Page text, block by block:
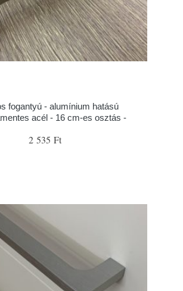
fogantyú - alumínium hatású
acél - 16 cm-es osztás -
2 535 Ft